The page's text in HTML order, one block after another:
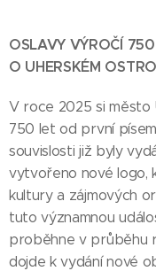
OSLAVY VÝROČÍ
O UHERSKÉM
V roce 2025 si
750 let od první
souvislosti již byly
vytvořeno nové logo,
kultury a zájmových
tuto významnou
proběhne v průběhu
dojde k vydání nové